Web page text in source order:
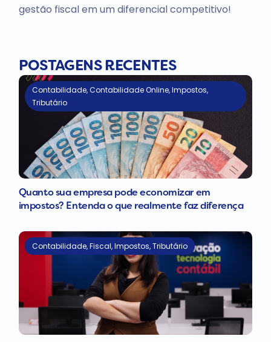
gestão fiscal em um diferencial competitivo!
POSTAGENS RECENTES
Contabilidade,Contabilidade Online,Impostos,
Tributário
Quanto sua empresa pode economizar em
impostos? Entenda o que realmente faz diferença
Contabilidade,Fiscal,Impostos,Tributário